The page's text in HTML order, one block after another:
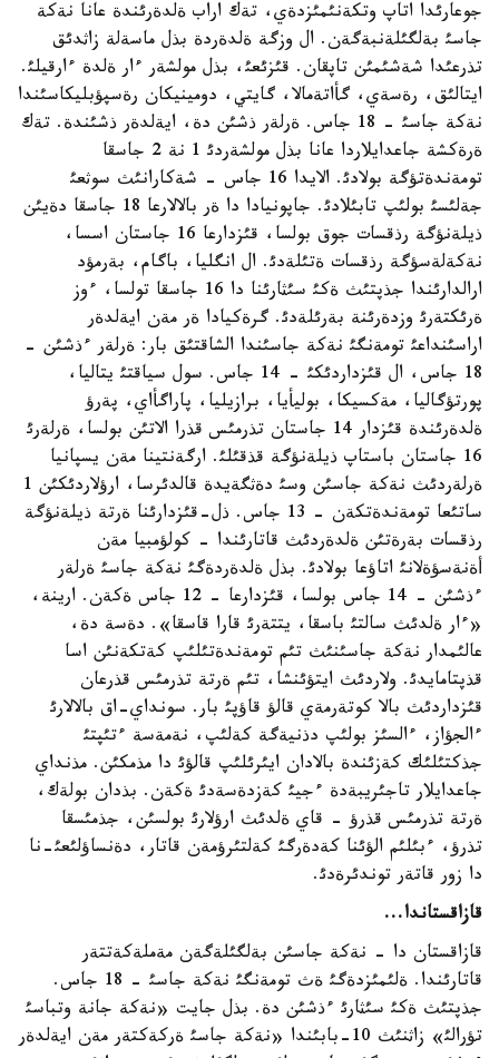
جوعارئدا اتاپ وتكةنئمئزدةي، تةك اراب ةلدةرئندة عانا نةكة
جاسئ بةلگئلةنبةگةن. ال وزگة ةلدةردة بذل ماسةلة زاثدئق
تذرعئدا شةشئمئن تاپقان. قئزئعئ، بذل مولشةر ءار ةلدة ءارقيلئ.
ايتالئق، رةسةي، گأاتةمالا، گايتي، دومينيكان رةسپؤبليكاسئندا
نةكة جاسئ - 18 جاس. ةرلةر ذشئن دة، ايةلدةر ذشئندة. تةك
ةرةكشة جاعدايلاردا عانا بذل مولشةردئ 1 نة 2 جاسقا
تومةندةتؤگة بولادئ. الايدا 16 جاس - شةكارانئث سوثعئ
جةلئسئ بولئپ تابئلادئ. جاپونيادا دا ةر بالالارعا 18 جاسقا دةيئن
ذيلةنؤگة رذقسات جوق بولسا، قئزدارعا 16 جاستان اسسا،
نةكةلةسؤگة رذقسات ةتئلةدئ. ال انگليا، باگام، بةرمؤد
ارالدارئندا جذپتئث ةكئ سئثارئنا دا 16 جاسقا تولسا، ءوز
ةرئكتةرئ وزدةرئنة بةرئلةدئ. گرةكيادا ةر مةن ايةلدةر
اراسئنداعئ تومةنگئ نةكة جاسئندا الشاقتئق بار: ةرلةر ءذشئن -
18 جاس، ال قئزداردئكئ - 14 جاس. سول سياقتئ يتاليا،
پورتؤگاليا، مةكسيكا، بوليأيا، برازيليا، پاراگأاي، پةرؤ
ةلدةرئندة قئزدار 14 جاستان تذرمئس قذرا الاتئن بولسا، ةرلةرئ
16 جاستان باستاپ ذيلةنؤگة قذقئلئ. ارگةنتينا مةن يسپانيا
ةرلةردئث نةكة جاسئن وسئ دةثگةيدة قالدئرسا، ارؤلاردئكئن 1
ساتئعا تومةندةتكةن - 13 جاس. ذل-قئزدارئنا ةرتة ذيلةنؤگة
رذقسات بةرةتئن ةلدةردئث قاتارئندا - كولؤمبيا مةن
أةنةسؤةلانئ اتاؤعا بولادئ. بذل ةلدةردةگئ نةكة جاسئ ةرلةر
ءذشئن - 14 جاس بولسا، قئزدارعا - 12 جاس ةكةن. ارينة،
«ءار ةلدئث سالتئ باسقا، يتتةرئ قارا قاسقا». دةسة دة،
عالئمدار نةكة جاسئنئث تئم تومةندةتئلئپ كةتكةنئن اسا
قذپتامايدئ. ولاردئث ايتؤئنشا، تئم ةرتة تذرمئس قذرعان
قئزداردئث بالا كوتةرمةي قالؤ قاؤپئ بار. سونداي-اق بالالارئ
ءالجؤاز، ءالسئز بولئپ دذنيةگة كةلئپ، نةمةسة ءتئپتئ
جذكتئلئك كةزئندة بالادان ايئرئلئپ قالؤئ دا مذمكئن. مذنداي
جاعدايلار تاجئريبةدة ءجيئ كةزدةسةدئ ةكةن. بذدان بولةك،
ةرتة تذرمئس قذرؤ - قاي ةلدئث ارؤلارئ بولسئن، جذمئسقا
تذرؤ، ءبئلئم الؤئنا كةدةرگئ كةلتئرؤمةن قاتار، دةنساؤلئعئ-نا
دا زور قاتةر توندئرةدئ.
قازاقستاندا...
قازاقستان دا - نةكة جاسئن بةلگئلةگةن مةملةكةتتةر
قاتارئندا. ةلئمئزدةگئ ةث تومةنگئ نةكة جاسئ - 18 جاس.
جذپتئث ةكئ سئثارئ ءذشئن دة. بذل جايت «نةكة جانة وتباسئ
تؤرالئ» زاثنئث 10-بابئندا «نةكة جاسئ ةركةكتةر مةن ايةلدةر